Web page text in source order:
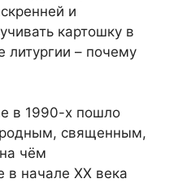
и
картошку в
литургии – почему
в 1990-х пошло
священным,
чём
в начале ХХ века